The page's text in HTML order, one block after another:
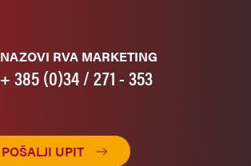
NAZOVI RVA MARKETING
+ 385 (0)34 / 271 - 353
POŠALJI UPIT